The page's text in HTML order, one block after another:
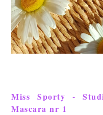
Miss Sporty -
Mascara nr 1